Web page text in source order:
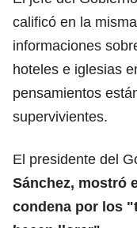
calificó en la
informaciones
hoteles e iglesias
pensamientos
supervivientes.
El presidente del
Sánchez, mostró
condena por los